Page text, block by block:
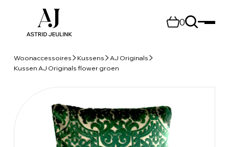
0
Woonaccessoires Kussens
AJ Originals
Kussen AJ Originals flower groen